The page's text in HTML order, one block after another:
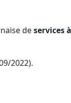
deservices
2022).